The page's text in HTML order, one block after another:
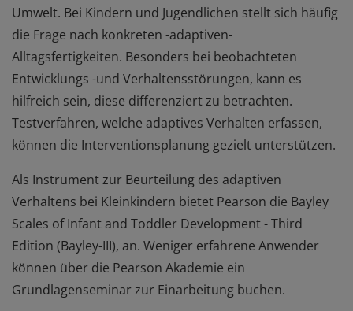
Umwelt. Bei Kindern und Jugendlichen stellt sich häufig
die Frage nach konkreten -adaptiven-
Alltagsfertigkeiten. Besonders bei beobachteten
Entwicklungs -und Verhaltensstörungen, kann es
hilfreich sein, diese differenziert zu betrachten.
Testverfahren, welche adaptives Verhalten erfassen,
können die Interventionsplanung gezielt unterstützen.
Als Instrument zur Beurteilung des adaptiven
Verhaltens bei Kleinkindern bietet Pearson die Bayley
Scales of Infant and Toddler Development - Third
Edition (Bayley-III), an. Weniger erfahrene Anwender
können über die Pearson Akademie ein
Grundlagenseminar zur Einarbeitung buchen.